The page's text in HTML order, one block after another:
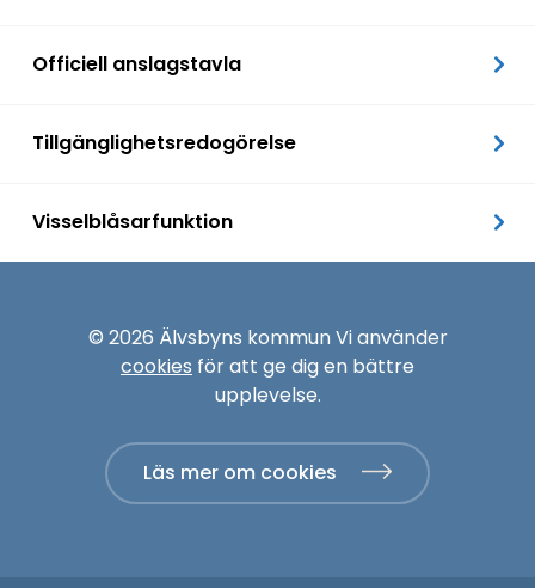
Officiell anslagstavla
Tillgänglighetsredogörelse
Visselblåsarfunktion
© 2026 Älvsbyns kommun Vi använder
cookies för att ge dig en bättre
upplevelse.
Läs mer om cookies